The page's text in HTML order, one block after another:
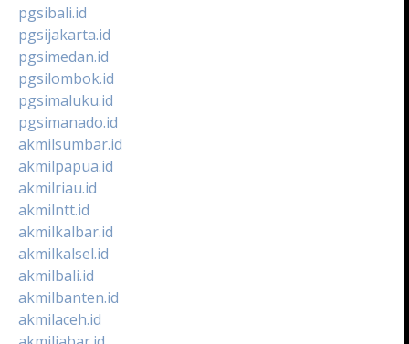
pgsibali.id
pgsijakarta.id
pgsimedan.id
pgsilombok.id
pgsimaluku.id
pgsimanado.id
akmilsumbar.id
akmilpapua.id
akmilriau.id
akmilntt.id
akmilkalbar.id
akmilkalsel.id
akmilbali.id
akmilbanten.id
akmilaceh.id